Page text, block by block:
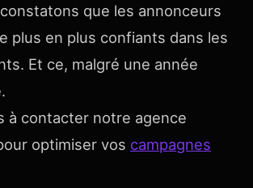
que les annonceurs
plus en plus confiants dans les
Et ce, malgré une année
à contacter notre agence
optimiser vos campagnes